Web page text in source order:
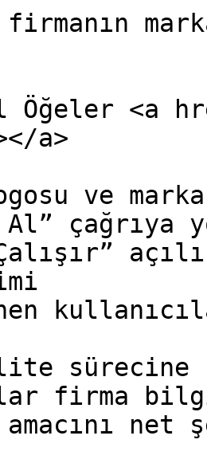
Öğeler <a
a>
ve
çağrıya
sürecine
firma
net